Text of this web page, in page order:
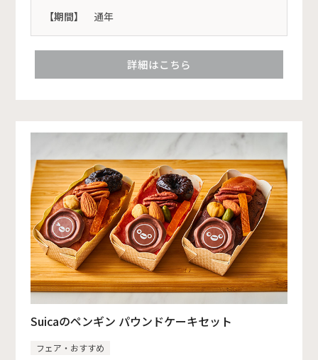
【期間】 通年
詳細はこちら
Suicaのペンギン パウンドケーキセット
フェア・おすすめ